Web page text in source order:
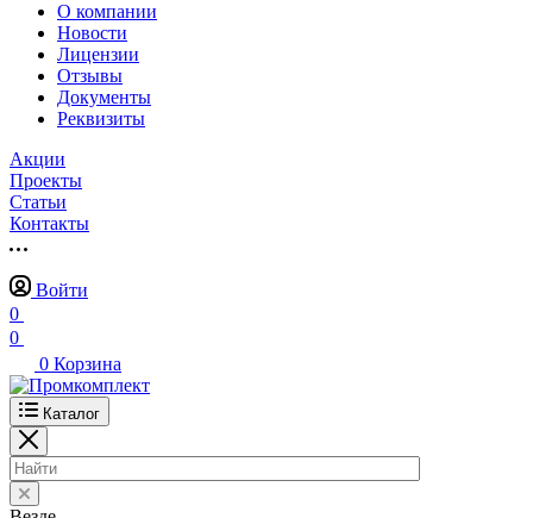
О компании
Новости
Лицензии
Отзывы
Документы
Реквизиты
Акции
Проекты
Статьи
Контакты
Войти
0
0
0 Корзина
Каталог